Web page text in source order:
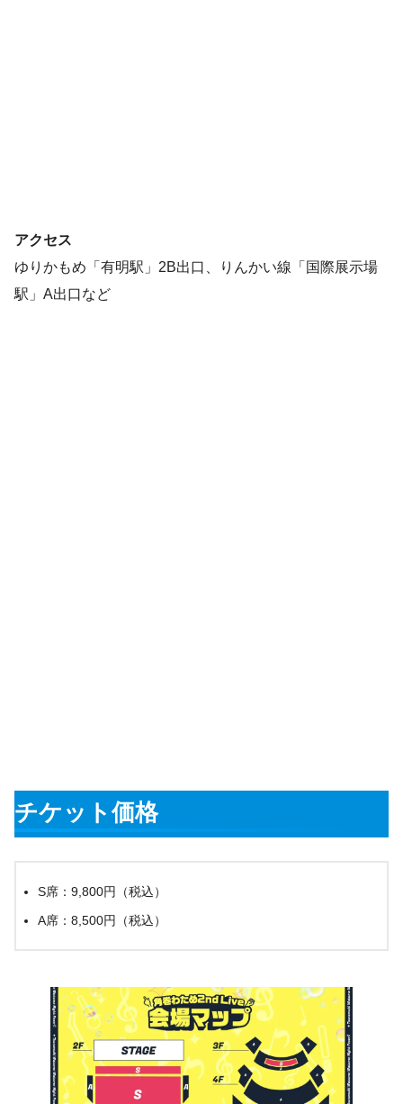
アクセス
ゆりかもめ「有明駅」2B出口、りんかい線「国際展示場
駅」A出口など
チケット価格
S席：9,800円（税込）
A席：8,500円（税込）